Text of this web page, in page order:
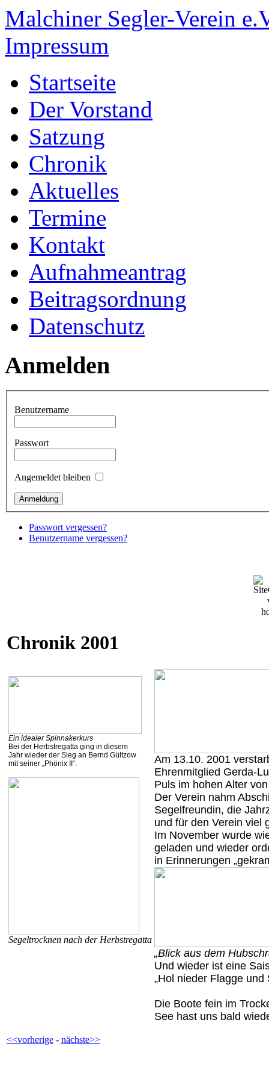
Malchiner Segler-Verein
Impressum
Startseite
Der Vorstand
Satzung
Chronik
Aktuelles
Termine
Kontakt
Aufnahmeantrag
Beitragsordnung
Datenschutz
Anmelden
Benutzername
Passwort
Angemeldet bleiben
Passwort vergessen?
Benutzername vergessen?
Chronik 2001
Ein idealer Spinnakerkurs
Bei der Herbstregatta ging in diesem
Jahr wieder der Sieg an Bernd Gültzow
mit seiner „Phönix II“.
Segeltrocknen nach der Herbstregatta
Am 13.10. 2001
Ehrenmitglied Gerda-
Puls im hohen Alter
Der Verein nahm
Segelfreundin, die
und für den Verein viel
Im November wurde
geladen und wieder
in Erinnerungen
„Blick aus dem
Und wieder ist eine
„Hol nieder Flagge und
Die Boote fein im
See hast uns bald
<<vorherige - nächste>>